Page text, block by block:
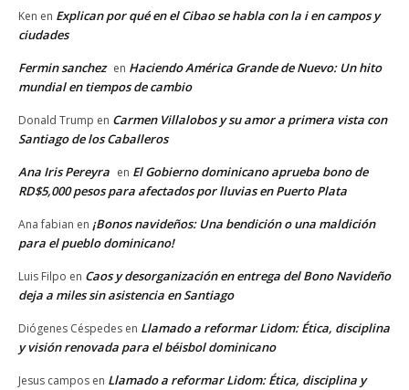
Ken en Explican por qué en el Cibao se habla con la i en campos y
ciudades
Fermin sanchez en Haciendo América Grande de Nuevo: Un hito
mundial en tiempos de cambio
Donald Trump en Carmen Villalobos y su amor a primera vista con
Santiago de los Caballeros
Ana Iris Pereyra en El Gobierno dominicano aprueba bono de
RD$5,000 pesos para afectados por lluvias en Puerto Plata
Ana fabian en ¡Bonos navideños: Una bendición o una maldición
para el pueblo dominicano!
Luis Filpo en Caos y desorganización en entrega del Bono Navideño
deja a miles sin asistencia en Santiago
Diógenes Céspedes en Llamado a reformar Lidom: Ética, disciplina
y visión renovada para el béisbol dominicano
Jesus campos en Llamado a reformar Lidom: Ética, disciplina y